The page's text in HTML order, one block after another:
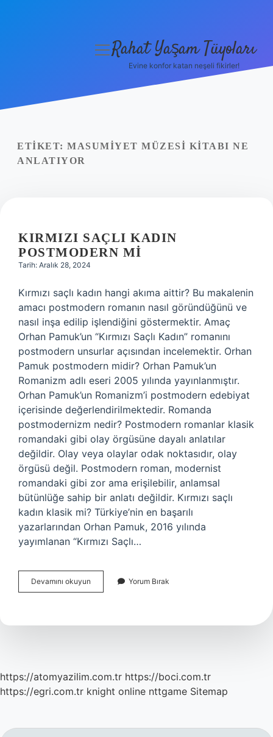
Yasal Uyarı
menüyü
Rahat Yaşam Tüyoları
Evine konfor katan neşeli fikirler!
ETIKET: MASUMIYET MÜZESI KITABI NE
ANLATIYOR
KIRMIZI SAÇLI KADIN
POSTMODERN MI
Tarih: Aralık 28, 2024
Kırmızı saçlı kadın hangi akıma aittir? Bu makalenin
amacı postmodern romanın nasıl göründüğünü ve
nasıl inşa edilip işlendiğini göstermektir. Amaç
Orhan Pamuk’un “Kırmızı Saçlı Kadın” romanını
postmodern unsurlar açısından incelemektir. Orhan
Pamuk postmodern midir? Orhan Pamuk’un
Romanizm adlı eseri 2005 yılında yayınlanmıştır.
Orhan Pamuk’un Romanizm’i postmodern edebiyat
içerisinde değerlendirilmektedir. Romanda
postmodernizm nedir? Postmodern romanlar klasik
romandaki gibi olay örgüsüne dayalı anlatılar
değildir. Olay veya olaylar odak noktasıdır, olay
örgüsü değil. Postmodern roman, modernist
romandaki gibi zor ama erişilebilir, anlamsal
bütünlüğe sahip bir anlatı değildir. Kırmızı saçlı
kadın klasik mi? Türkiye’nin en başarılı
yazarlarından Orhan Pamuk, 2016 yılında
yayımlanan “Kırmızı Saçlı…
Devamını okuyun
Saçlı
Mi
Yorum Bırak
https://atomyazilim.com.tr https://boci.com.tr
https://egri.com.tr knight online nttgame Sitemap